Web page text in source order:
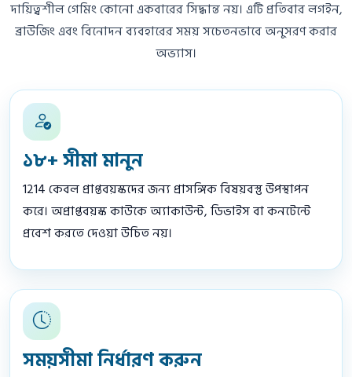
দায়িত্বশীল গেমিং কোনো একবারের সিদ্ধান্ত নয়। এটি প্রতিবার লগইন,
ব্রাউজিং এবং বিনোদন ব্যবহারের সময় সচেতনভাবে অনুসরণ করার
অভ্যাস।
১৮+ সীমা মানুন
1214 কেবল প্রাপ্তবয়স্কদের জন্য প্রাসঙ্গিক বিষয়বস্তু উপস্থাপন
করে। অপ্রাপ্তবয়স্ক কাউকে অ্যাকাউন্ট, ডিভাইস বা কনটেন্টে
প্রবেশ করতে দেওয়া উচিত নয়।
সময়সীমা নির্ধারণ করুন